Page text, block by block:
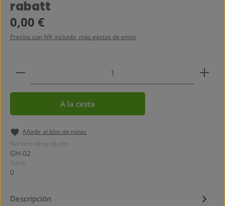
rabatt
Precio normal:
0,00 €
Precios con IVA incluido, más gastos de envío
Cantidad del producto: introduce la cantidad
A la cesta
Añadir al bloc de notas
Número de producto:
GH-02
Stock:
0
Descripción